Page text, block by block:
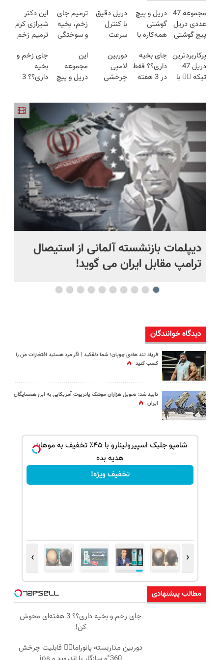
مجموعه 47
عددی دریل
پیچ گوشتی
(تخفیف به
مدت
محدود)
دریل و پیچ
گوشتی
همه‌کاره با
هوشمند ⚙️
(نصف
قیمت بازار
دریل دقیق
با کنترل
سرعت
(مجموعه
47عددی +
تخفیف
ترمیم جای
زخم، بخیه
و سوختگی
هفته!!😍
این دکتر
شیرازی کرم
ترمیم زخم
ساخت!!!
پرکاربردترین
دریل 47
تیکه 👈🏻 با
جای بخیه
داری؟؟ فقط
در 3 هفته
دوربین
لامپی
چرخشی
حراج شد🔥
پرداخت
درب منزل
این
مجموعه
دریل و پیچ
نصف قیمت
بخر!😉
جای زخم و
بخیه
داری؟؟ 3
دیپلمات بازنشسته آلمانی از استیصال
ترامپ مقابل ایران می گوید!
دیدگاه خوانندگان
فریاد تند هادی چوپان؛‌ شما دلقکید | اگر مرد هستید افتخارات من را
کسب کنید
تایید شد: تحویل هزاران موشک پاتریوت آمریکایی به این همسایگان
ایران
شامپو جلبک اسپیرولینارو با ۴۵٪ تخفیف به موهات
هدیه بده
تخفیف ویژه!
‹
›
مطالب پیشنهادی
جای زخم و بخیه داری؟؟ 3 هفته‌ای محوش
کن!
دوربین مداربسته پانوراما👈🏻 قابلیت چرخش